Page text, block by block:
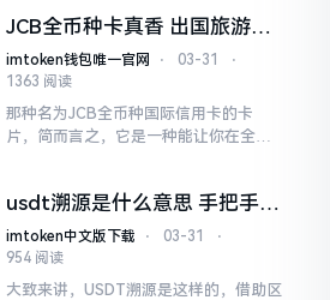
身拥有的独特联系汇率制度而受到格外
关注。
JCB全币种卡真香 出国旅游省
钱神器
imtoken钱包唯一官网 ⋅ 03-31
⋅
1363 阅读
那种名为JCB全币种国际信用卡的卡
片，简而言之，它是一种能让你在全球
usdt溯源是什么意思 手把手教
你查清每一笔钱的来路
imtoken中文版下载 ⋅ 03-31
⋅
954 阅读
大致来讲，USDT溯源是这样的，借助区